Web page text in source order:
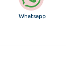
Whatsapp